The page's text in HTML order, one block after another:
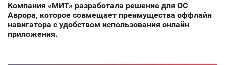
Компания «МИТ» разработала решение для ОС
Аврора, которое совмещает преимущества оффлайн
навигатора с удобством использования онлайн
приложения.